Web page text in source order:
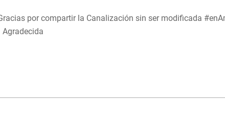
por compartir la Canalización sin ser modificada
Agradecida